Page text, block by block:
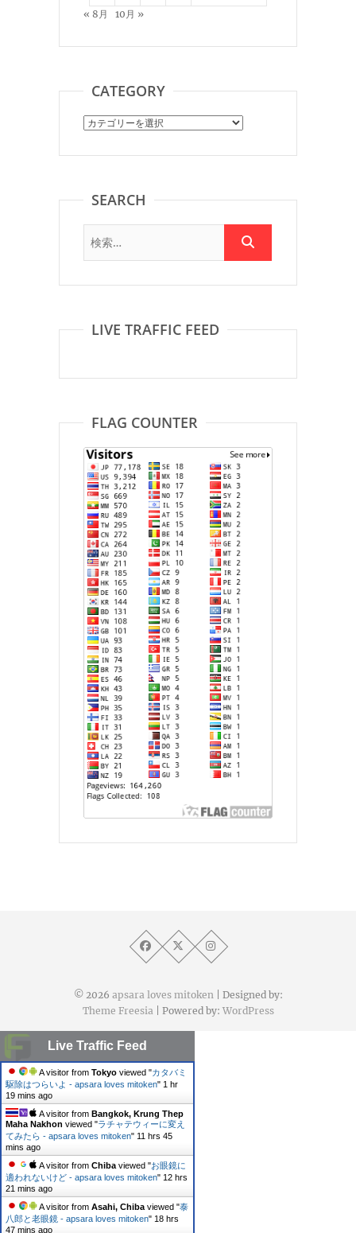
« 8月
10月 »
CATEGORY
Category
SEARCH
LIVE TRAFFIC FEED
FLAG COUNTER
© 2026 apsara loves mitoken | Designed by:
Theme Freesia | Powered by: WordPress
Live Traffic Feed
A visitor from Tokyo viewed "カタバミ
駆除はつらいよ - apsara loves mitoken" 1 hr
19 mins ago
A visitor from Bangkok, Krung Thep
Maha Nakhon viewed "ラチャテウィーに変え
てみたら - apsara loves mitoken" 11 hrs 45
mins ago
A visitor from Chiba viewed "お眼鏡に
適われないけど - apsara loves mitoken" 12 hrs
21 mins ago
A visitor from Asahi, Chiba viewed "泰
八郎と老眼鏡 - apsara loves mitoken" 18 hrs
47 mins ago